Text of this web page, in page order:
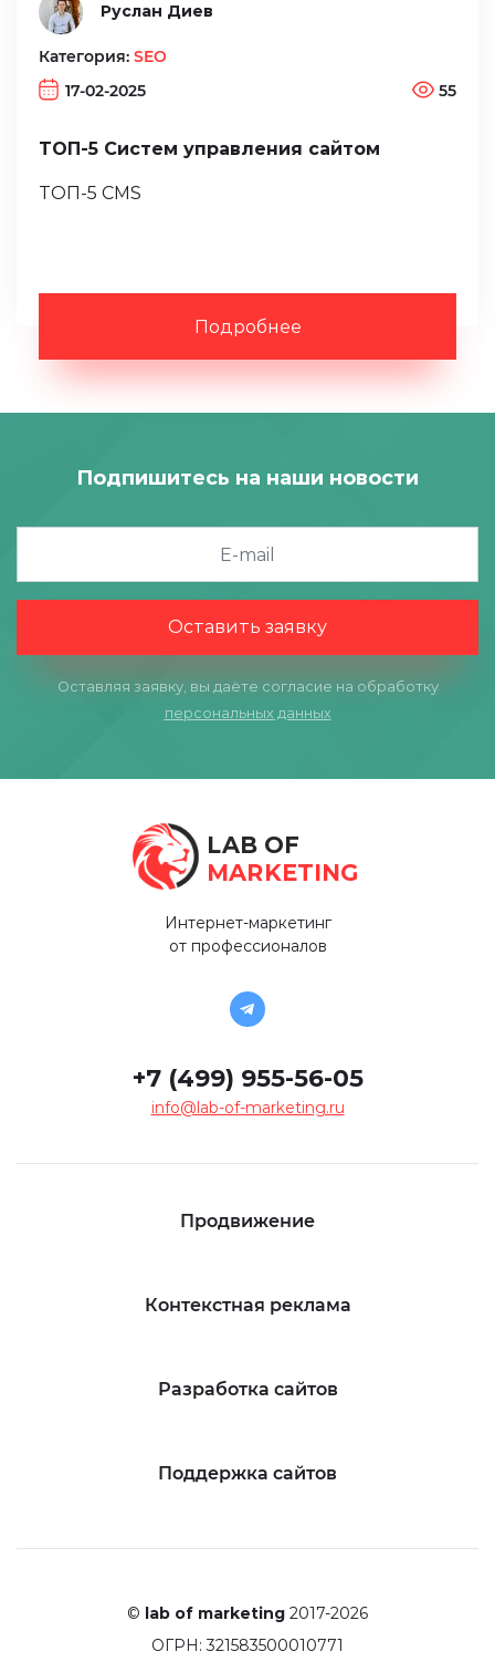
Руслан Диев
Категория: SEO
17-02-2025
55
ТОП-5 Систем управления сайтом
ТОП-5 CMS
Подробнее
Подпишитесь на наши новости
Оставить заявку
Оставляя заявку, вы даёте согласие на обработку
персональных данных
LAB OF
MARKETING
Интернет-маркетинг
от профессионалов
+7 (499) 955-56-05
info@lab-of-marketing.ru
Продвижение
Контекстная реклама
Разработка сайтов
Поддержка сайтов
© lab of marketing 2017-2026
ОГРН: 321583500010771